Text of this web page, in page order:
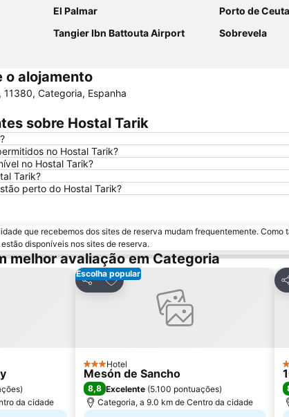
El Palmar Porto de Ceuta
Tangier Ibn Battouta Airport Sobrevela
o alojamento
Categoria, Espanha
sobre Hostal Tarik
no Hostal Tarik?
no Hostal Tarik?
Tarik?
perto do Hostal Tarik?
que recebemos dos sites de reserva mudam frequentemente.
disponíveis nos sites de reserva.
melhor avaliação em Categoria
)
da cidade
Escolha popular
Partilhar
Adicionar aos favoritos
3 Estrelas
Hotel
Mesón de Sancho
8,8 Excelente (5.100 pontuações)
Categoria, a 9.0 km de Centro da cidade